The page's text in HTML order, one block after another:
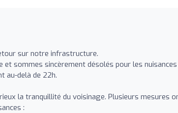
sur notre infrastructure.
sommes sincèrement désolés pour les nuisances
au-delà de 22h.
la tranquillité du voisinage. Plusieurs mesures
: